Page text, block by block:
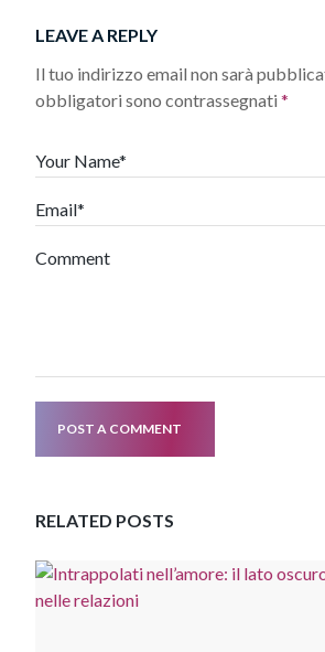
LEAVE A REPLY
Il tuo indirizzo email non sarà
obbligatori sono contrassegnati*
Your Name*
Email*
Comment
POST A COMMENT
RELATED POSTS